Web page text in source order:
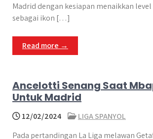
Madrid dengan kesiapan menaikkan
sebagai ikon […]
Read more →
Ancelotti Senang Saat
Untuk Madrid
12/02/2024
LIGA SPANYOL
Pada pertandingan La Liga melawan